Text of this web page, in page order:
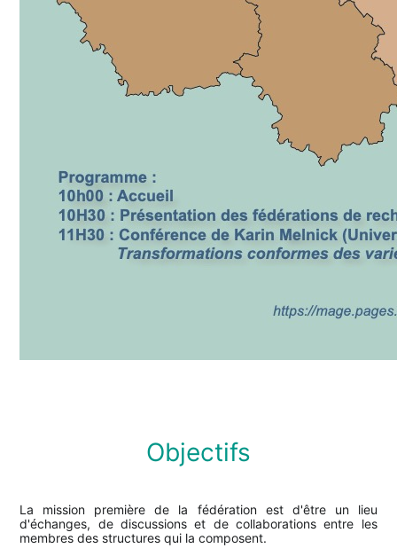
Objectifs
La mission première de la fédération est d'être un lieu
d'échanges, de discussions et de collaborations entre les
membres des structures qui la composent.